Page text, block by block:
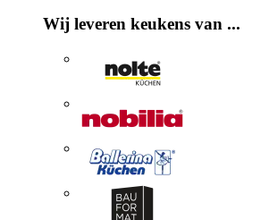
Wij leveren keukens van ...